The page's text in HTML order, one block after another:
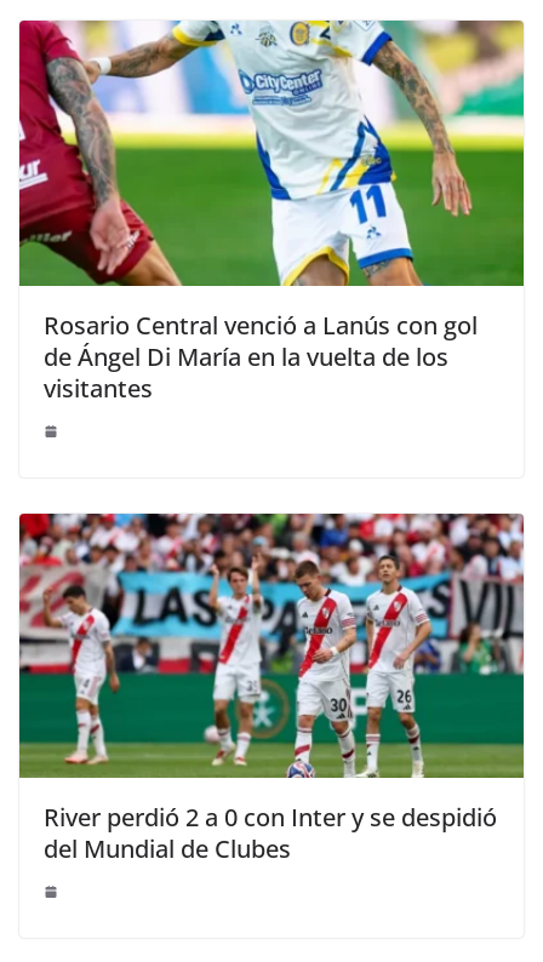
Rosario Central venció a Lanús con gol
de Ángel Di María en la vuelta de los
visitantes
River perdió 2 a 0 con Inter y se despidió
del Mundial de Clubes